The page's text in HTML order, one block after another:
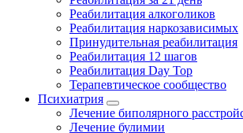
Реабилитация алкоголиков
Реабилитация наркозависимых
Принудительная реабилитация
Реабилитация 12 шагов
Реабилитация Day Top
Терапевтическое сообщество
Психиатрия
Лечение биполярного
Лечение булимии